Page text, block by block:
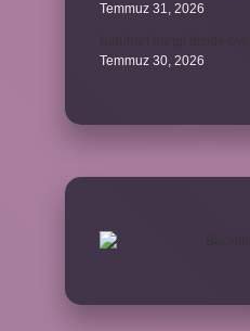
Temmuz 31, 2026
Temmuz 30, 2026